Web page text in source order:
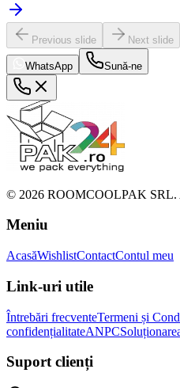
Previous slide Next slide
WhatsApp Sună-ne
© 2026 ROOMCOOLPAK SRL.
Meniu
AcasăWishlistContactContul meu
Link-uri utile
Întrebări frecventeTermeni și
confidențialitateANPC
Suport clienți